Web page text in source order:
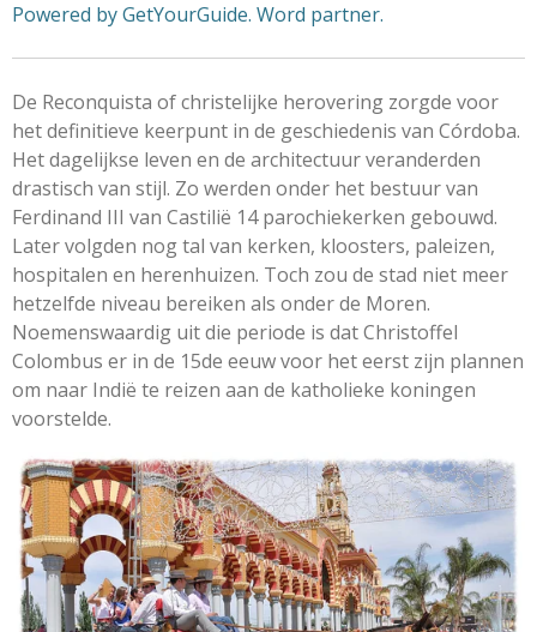
Powered by GetYourGuide. Word partner.
De Reconquista of christelijke herovering zorgde voor
het definitieve keerpunt in de geschiedenis van Córdoba.
Het dagelijkse leven en de architectuur veranderden
drastisch van stijl. Zo werden onder het bestuur van
Ferdinand III van Castilië 14 parochiekerken gebouwd.
Later volgden nog tal van kerken, kloosters, paleizen,
hospitalen en herenhuizen. Toch zou de stad niet meer
hetzelfde niveau bereiken als onder de Moren.
Noemenswaardig uit die periode is dat Christoffel
Colombus er in de 15de eeuw voor het eerst zijn plannen
om naar Indië te reizen aan de katholieke koningen
voorstelde.